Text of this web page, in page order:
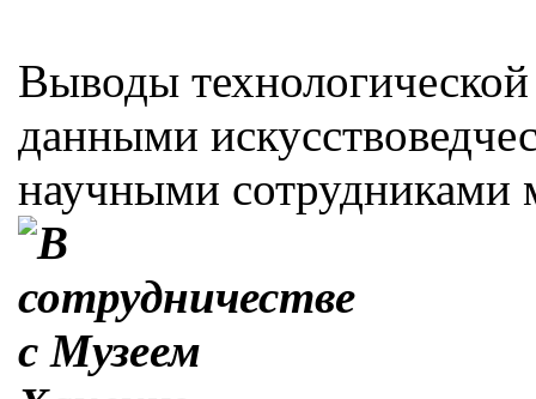
Выводы
данными
научными сотрудниками